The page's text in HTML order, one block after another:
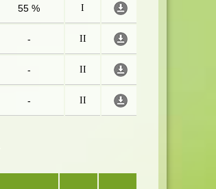
55 % I
- II
- II
- II